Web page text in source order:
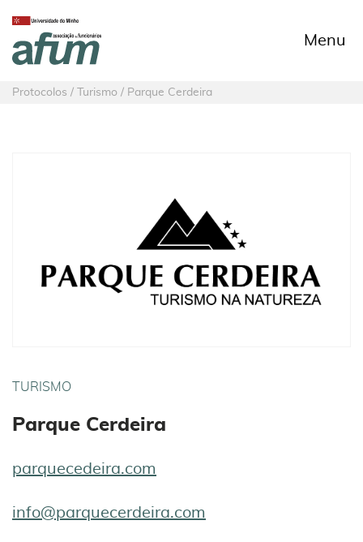
Menu
Protocolos / Turismo / Parque Cerdeira
TURISMO
Parque Cerdeira
parquecedeira.com
info@parquecerdeira.com